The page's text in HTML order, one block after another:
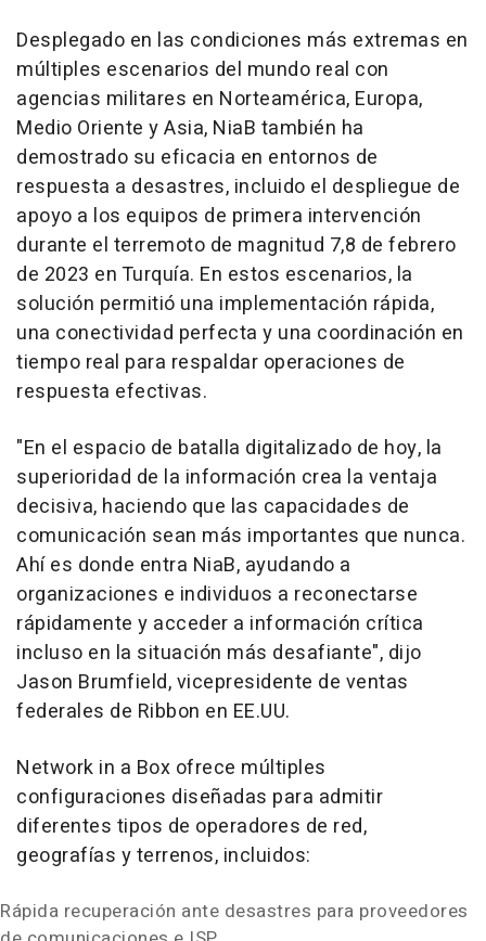
Desplegado en las condiciones más extremas en
múltiples escenarios del mundo real con
agencias militares en Norteamérica, Europa,
Medio Oriente y Asia, NiaB también ha
demostrado su eficacia en entornos de
respuesta a desastres, incluido el despliegue de
apoyo a los equipos de primera intervención
durante el terremoto de magnitud 7,8 de febrero
de 2023 en Turquía. En estos escenarios, la
solución permitió una implementación rápida,
una conectividad perfecta y una coordinación en
tiempo real para respaldar operaciones de
respuesta efectivas.
"En el espacio de batalla digitalizado de hoy, la
superioridad de la información crea la ventaja
decisiva, haciendo que las capacidades de
comunicación sean más importantes que nunca.
Ahí es donde entra NiaB, ayudando a
organizaciones e individuos a reconectarse
rápidamente y acceder a información crítica
incluso en la situación más desafiante", dijo
Jason Brumfield, vicepresidente de ventas
federales de Ribbon en EE.UU.
Network in a Box ofrece múltiples
configuraciones diseñadas para admitir
diferentes tipos de operadores de red,
geografías y terrenos, incluidos:
Rápida recuperación ante desastres para proveedores